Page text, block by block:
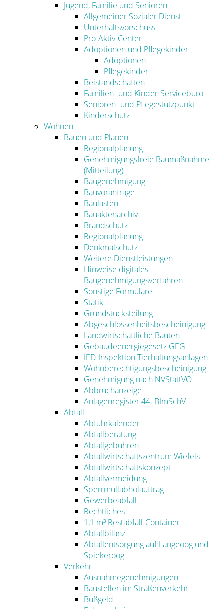
Jugend, Familie und Senioren
Allgemeiner Sozialer Dienst
Unterhaltsvorschuss
Pro-Aktiv-Center
Adoptionen und Pflegekinder
Adoptionen
Pflegekinder
Beistandschaften
Familien- und Kinder-Servicebüro
Senioren- und Pflegestützpunkt
Kinderschutz
Wohnen
Bauen und Planen
Regionalplanung
Genehmigungsfreie Baumaßnahme
(Mitteilung)
Baugenehmigung
Bauvoranfrage
Baulasten
Bauaktenarchiv
Brandschutz
Regionalplanung
Denkmalschutz
Weitere Dienstleistungen
Hinweise digitales
Baugenehmigungsverfahren
Sonstige Formulare
Statik
Grundstücksteilung
Abgeschlossenheitsbescheinigung
Landwirtschaftliche Bauten
Gebäudeenergiegesetz GEG
IED-Inspektion Tierhaltungsanlagen
Wohnberechtigungsbescheinigung
Genehmigung nach NVStättVO
Abbruchanzeige
Anlagenregister 44. BImSchV
Abfall
Abfuhrkalender
Abfallberatung
Abfallgebühren
Abfallwirtschaftszentrum Wiefels
Abfallwirtschaftskonzept
Abfallvermeidung
Sperrmüllabholauftrag
Gewerbeabfall
Rechtliches
1,1 m³ Restabfall-Container
Abfallbilanz
Abfallentsorgung auf Langeoog und
Spiekeroog
Verkehr
Ausnahmegenehmigungen
Baustellen im Straßenverkehr
Bußgeld